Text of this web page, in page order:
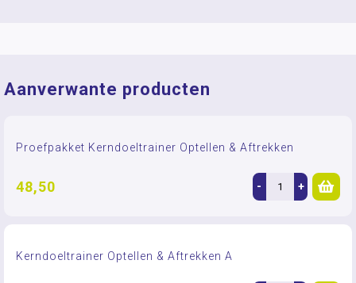
Aanverwante producten
Proefpakket Kerndoeltrainer Optellen & Aftrekken
48,50 - +
Kerndoeltrainer Optellen & Aftrekken A